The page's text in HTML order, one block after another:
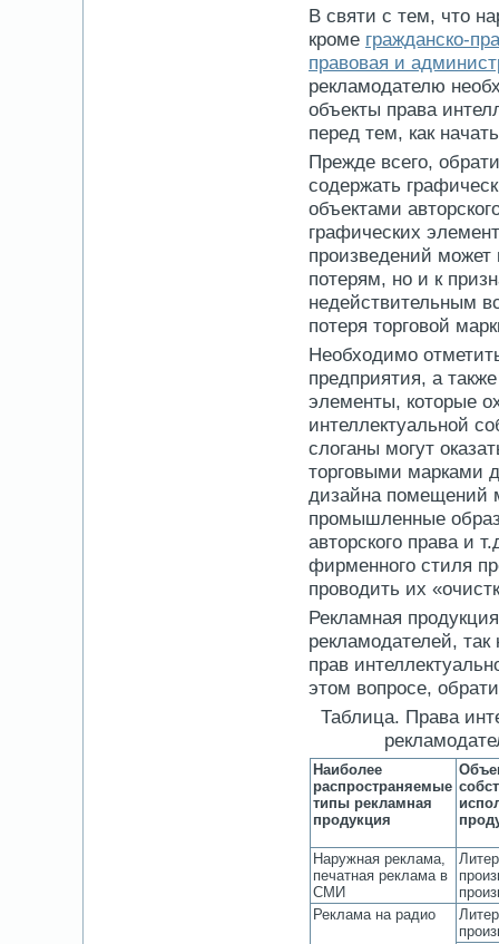
В святи с тем, что
кроме гражданско-
правовая и
рекламодателю
объекты права
перед тем, как
Прежде всего,
содержать
объектами
графических
произведений
потерям, но и к
недействительным
потеря торговой
Необходимо
предприятия, а
элементы, которые
интеллектуальной
слоганы могут
торговыми марками
дизайна помещений
промышленные
авторского права и
фирменного стиля
проводить их
Рекламная
рекламодателей,
прав
этом вопросе,
Таблица. Права
Наиболее
распространяемые
типы рекламная
продукция
Наружная реклама,
печатная реклама в
СМИ
Реклама на радио